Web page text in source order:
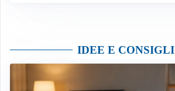
IDEE E CONSIGLI